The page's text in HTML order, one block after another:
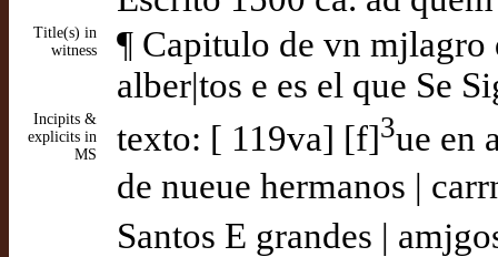
Title(s) in
witness
¶ Capitulo de vn mjlagro
alber|tos e es el que Se
Incipits &
explicits in
MS
texto: [ 119va] [f]3ue en
de nueue hermanos |
Santos E grandes |